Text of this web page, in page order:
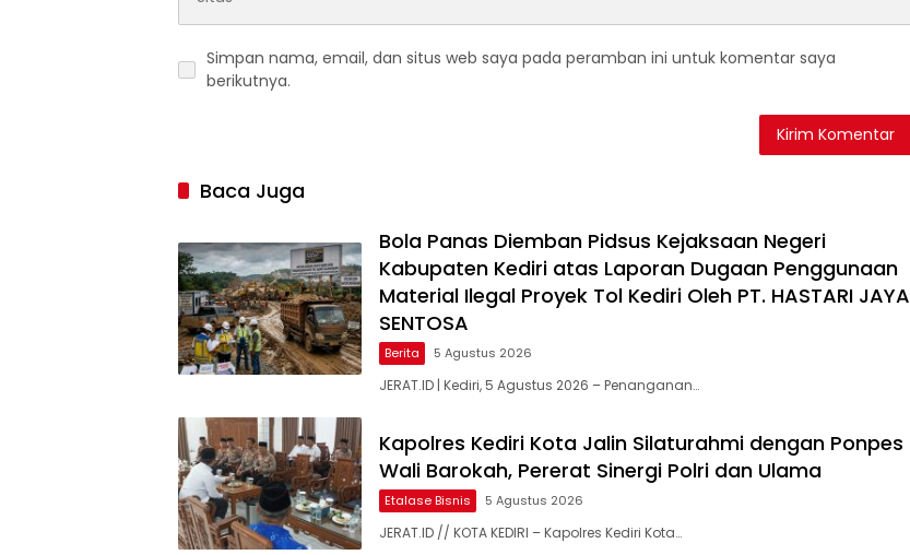
Simpan nama, email, dan situs web saya pada peramban ini untuk komentar saya
berikutnya.
Baca Juga
Bola Panas Diemban Pidsus Kejaksaan Negeri
Kabupaten Kediri atas Laporan Dugaan Penggunaan
Material Ilegal Proyek Tol Kediri Oleh PT. HASTARI JAYA
SENTOSA
Berita 5 Agustus 2026
JERAT.ID | Kediri, 5 Agustus 2026 – Penanganan…
Kapolres Kediri Kota Jalin Silaturahmi dengan Ponpes
Wali Barokah, Pererat Sinergi Polri dan Ulama
Etalase Bisnis 5 Agustus 2026
JERAT.ID // KOTA KEDIRI – Kapolres Kediri Kota…